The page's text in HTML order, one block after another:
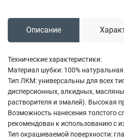
Описание
Технические характеристики:
Материал шубки: 100%
Тип ЛКМ: универсальны для всех
дисперсионных, алкидных,
растворителя и эмалей). Высокая
Возможность нанесения толстого
рекомендован к использованию с
Тип окрашиваемой поверхности: